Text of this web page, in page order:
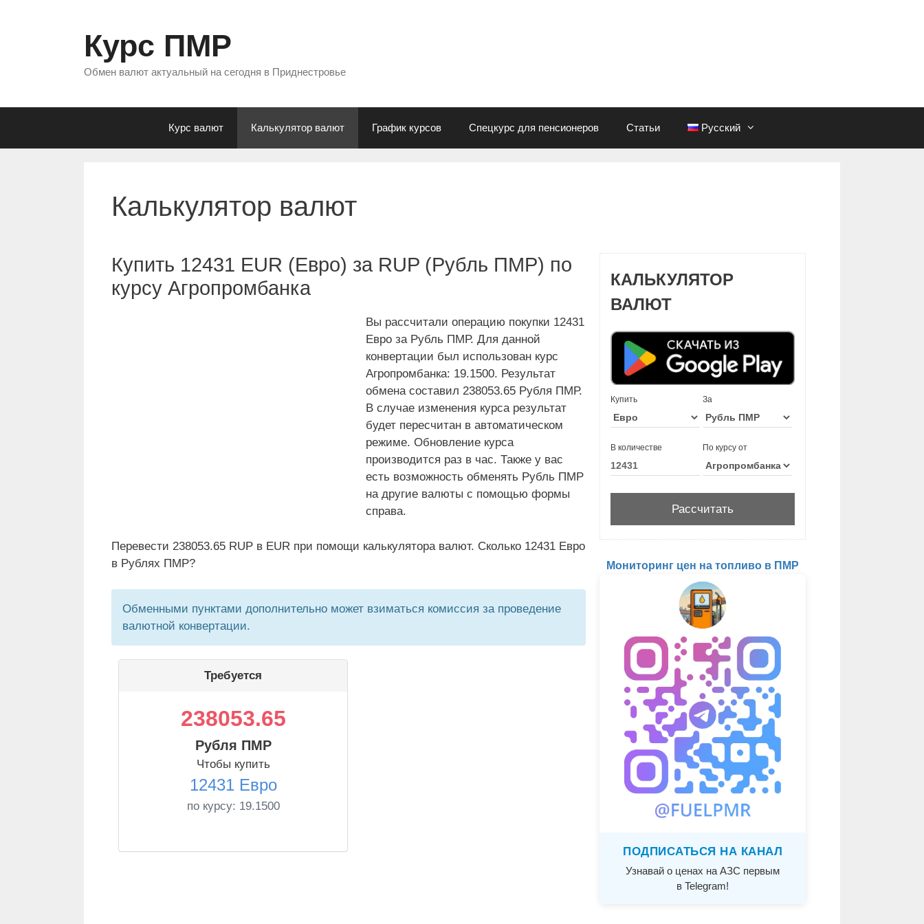
Курс ПМР
Обмен валют актуальный на сегодня в Приднестровье
Курс валют Калькулятор валют График курсов Спецкурс для пенсионеров Статьи Русский
Калькулятор валют
Купить 12431 EUR (Евро) за RUP (Рубль ПМР) по
курсу Агропромбанка
Вы рассчитали операцию покупки 12431
Евро за Рубль ПМР. Для данной
конвертации был использован курс
Агропромбанка: 19.1500. Результат
обмена составил 238053.65 Рубля ПМР.
В случае изменения курса результат
будет пересчитан в автоматическом
режиме. Обновление курса
производится раз в час. Также у вас
есть возможность обменять Рубль ПМР
на другие валюты с помощью формы
справа.
Перевести 238053.65 RUP в EUR при помощи калькулятора валют. Сколько 12431 Евро
в Рублях ПМР?
Обменными пунктами дополнительно может взиматься комиссия за проведение
валютной конвертации.
Требуется
238053.65
Рубля ПМР
Чтобы купить
12431 Евро
по курсу: 19.1500
КАЛЬКУЛЯТОР
ВАЛЮТ
Купить За
В количестве По курсу от
Мониторинг цен на топливо в ПМР
ПОДПИСАТЬСЯ НА КАНАЛ
Узнавай о ценах на АЗС первым
в Telegram!